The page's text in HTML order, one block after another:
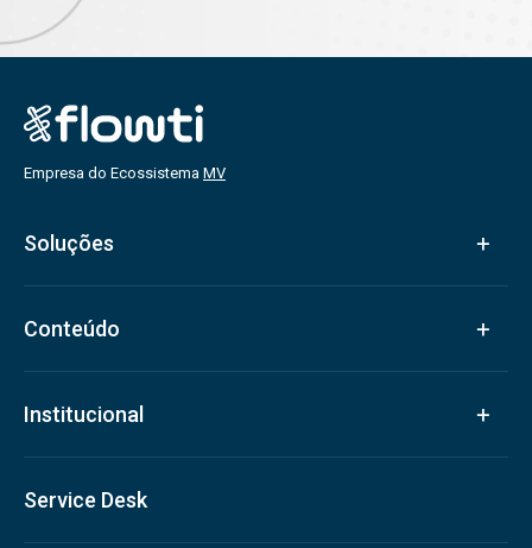
Empresa do Ecossistema MV
Soluções
Conteúdo
Institucional
Service Desk